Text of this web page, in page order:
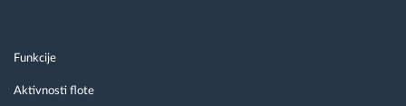
Funkcije
Aktivnosti flote